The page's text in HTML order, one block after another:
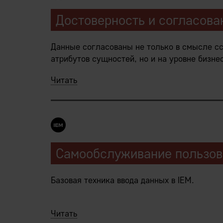
Достоверность и
Данные согласованы не только в смысле
атрибутов сущностей, но и на уровне
Например, механизмы платформы в любой
Следует из:
Централизованное хранение данных
Мультифункциональность закрытой
Тесная интеграция закрытой
Читать
Самообслуживание
Базовая техника ввода данных в IEM.
системы\предприятия (интернет-
Читать